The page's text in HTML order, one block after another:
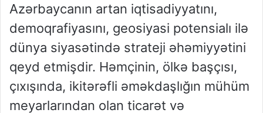
Azərbaycanın artan iqtisadiyyatını,
demoqrafiyasını, geosiyasi potensialı ilə
dünya siyasətində strateji əhəmiyyətini
qeyd etmişdir. Həmçinin, ölkə başçısı,
çıxışında, ikitərəfli əməkdaşlığın mühüm
meyarlarından olan ticarət və